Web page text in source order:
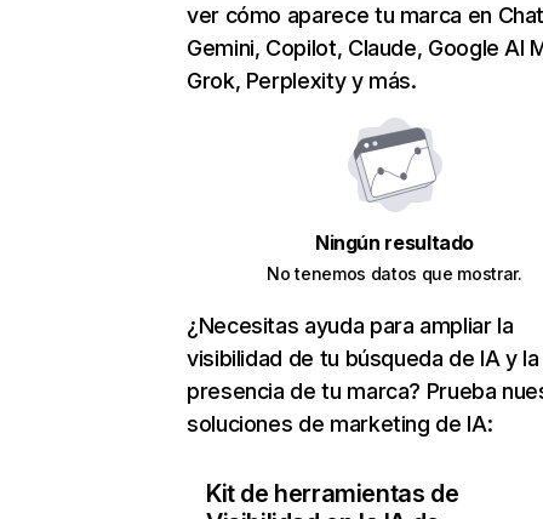
ver cómo aparece tu marca en
Gemini, Copilot, Claude, Google AI
Grok, Perplexity y más.
Ningún resultado
No tenemos datos que mostrar.
¿Necesitas ayuda para ampliar la
visibilidad de tu búsqueda de IA y la
presencia de tu marca? Prueba
soluciones de marketing de IA:
Kit de herramientas de